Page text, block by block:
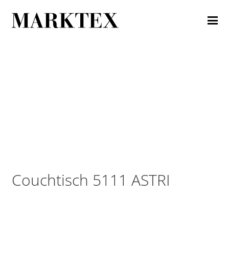
Couchtisch 5111 ASTRI